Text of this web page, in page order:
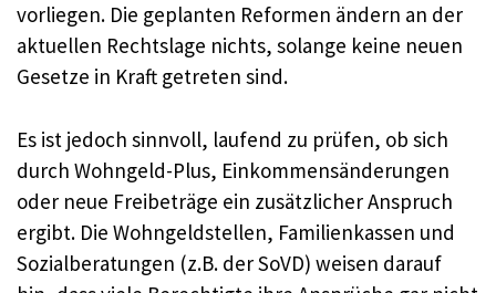
vorliegen. Die geplanten Reformen ändern an der
aktuellen Rechtslage nichts, solange keine neuen
Gesetze in Kraft getreten sind.
Es ist jedoch sinnvoll, laufend zu prüfen, ob sich
durch Wohngeld-Plus, Einkommensänderungen
oder neue Freibeträge ein zusätzlicher Anspruch
ergibt. Die Wohngeldstellen, Familienkassen und
Sozialberatungen (z.B. der SoVD) weisen darauf